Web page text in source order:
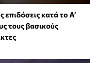
επιδόσεις κατά το Α’
τους βασικούς